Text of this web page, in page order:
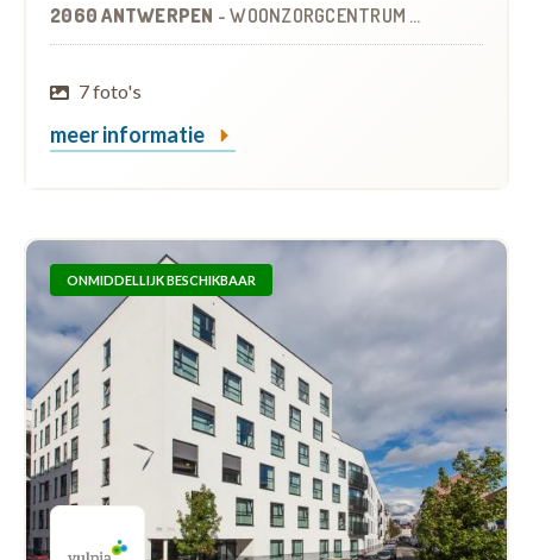
2060 ANTWERPEN -WOONZORGCENTRUM (WZC)
7 foto's
meer informatie
ONMIDDELLIJK BESCHIKBAAR